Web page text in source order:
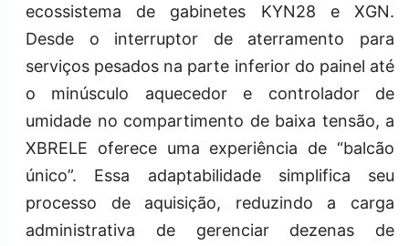
ecossistema de gabinetes KYN28 e XGN.
Desde o interruptor de aterramento para
serviços pesados na parte inferior do painel até
o minúsculo aquecedor e controlador de
umidade no compartimento de baixa tensão, a
XBRELE oferece uma experiência de “balcão
único”. Essa adaptabilidade simplifica seu
processo de aquisição, reduzindo a carga
administrativa de gerenciar dezenas de